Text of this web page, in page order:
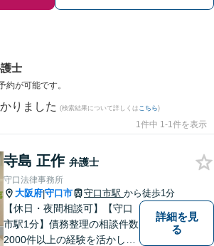
士
約が可能です。
りました (検索結果について詳しくは こちら)
1件中 1-1件を表示
寺島 正作 弁護士
守口法律事務所
大阪府|守口市 守口市駅 から徒歩1分
【休日・夜間相談可】【守口
市駅1分】債務整理の相談件数
2000件以上の経験を活かし、
詳細を見
る